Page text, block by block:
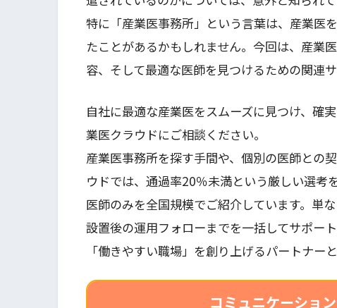
特に「産業医事務所」という言葉は、産業医
たことがあるかもしれません。今回は、産業
容、そして最適な医師を見つけるための関連
自社に最適な産業医をスムーズに見つけ、確
業医クラウドにご相談ください。
産業医事務所を探す手間や、個別の医師との
ウドでは、通過率20％未満という厳しい選考
医師のみを全国規模でご紹介しています。単
設置後の運用フォローまでを一括してサポー
「働きやすい職場」を創り上げるパートナー
コミュニケーショ